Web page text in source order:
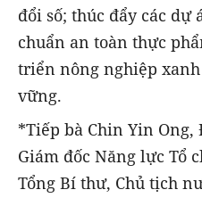
đổi số; thúc đẩy các
chuẩn an toàn thực
triển nông nghiệp
vững.
*Tiếp bà Chin Yin Ong,
Giám đốc Năng lực Tổ
Tổng Bí thư, Chủ tịch